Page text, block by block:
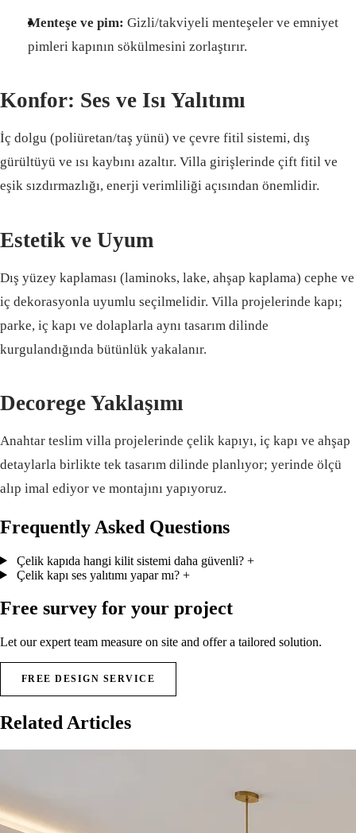
Menteşe ve pim: Gizli/takviyeli menteşeler ve emniyet
pimleri kapının sökülmesini zorlaştırır.
Konfor: Ses ve Isı Yalıtımı
İç dolgu (poliüretan/taş yünü) ve çevre fitil sistemi, dış
gürültüyü ve ısı kaybını azaltır. Villa girişlerinde çift fitil ve
eşik sızdırmazlığı, enerji verimliliği açısından önemlidir.
Estetik ve Uyum
Dış yüzey kaplaması (laminoks, lake, ahşap kaplama) cephe ve
iç dekorasyonla uyumlu seçilmelidir. Villa projelerinde kapı;
parke, iç kapı ve dolaplarla aynı tasarım dilinde
kurgulandığında bütünlük yakalanır.
Decorege Yaklaşımı
Anahtar teslim villa projelerinde çelik kapıyı, iç kapı ve ahşap
detaylarla birlikte tek tasarım dilinde planlıyor; yerinde ölçü
alıp imal ediyor ve montajını yapıyoruz.
Frequently Asked Questions
Çelik kapıda hangi kilit sistemi daha güvenli? +
Çelik kapı ses yalıtımı yapar mı? +
Free survey for your project
Let our expert team measure on site and offer a tailored solution.
FREE DESIGN SERVICE
Related Articles